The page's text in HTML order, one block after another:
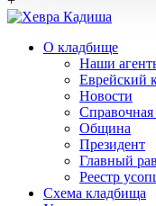
О кладбище
Наши
Еврейский
Новости
Община
Президент
Главный
Реестр
Схема кладбища